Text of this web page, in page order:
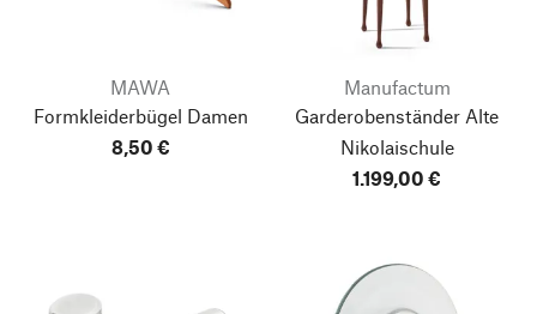
MAWA
Formkleiderbügel Damen
8,50 €
Manufactum
Garderobenständer Alte
Nikolaischule
1.199,00 €